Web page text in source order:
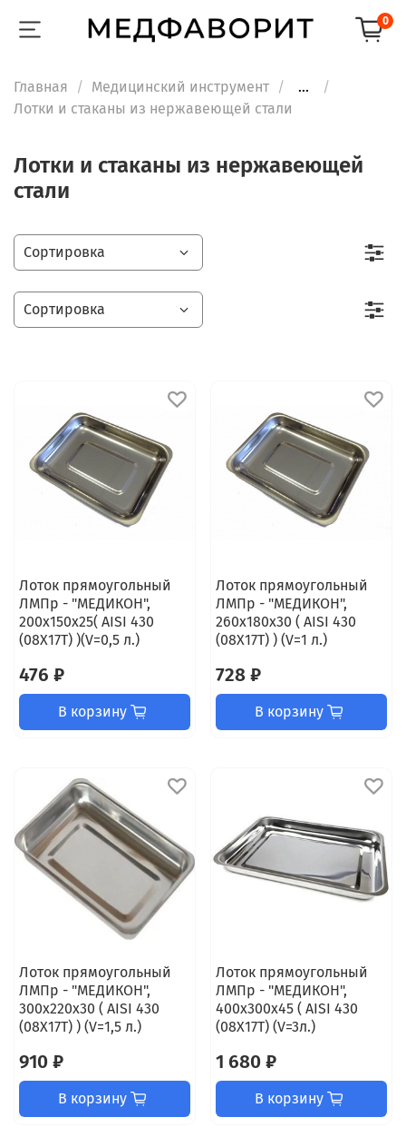
0
Главная Медицинский инструмент
...
Лотки и стаканы из нержавеющей стали
Лотки и стаканы из нержавеющей
стали
Лоток прямоугольный
ЛМПр - "МЕДИКОН",
200х150х25( AISI 430
(08Х17Т) )(V=0,5 л.)
476 ₽
В корзину
Лоток прямоугольный
ЛМПр - "МЕДИКОН",
260х180х30 ( AISI 430
(08Х17Т) ) (V=1 л.)
728 ₽
В корзину
Лоток прямоугольный
ЛМПр - "МЕДИКОН",
300х220х30 ( AISI 430
(08Х17Т) ) (V=1,5 л.)
910 ₽
В корзину
Лоток прямоугольный
ЛМПр - "МЕДИКОН",
400х300х45 ( AISI 430
(08Х17Т) (V=3л.)
1 680 ₽
В корзину